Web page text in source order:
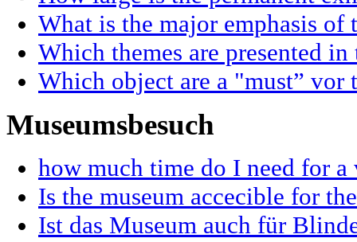
What is the major emphasis of
Which themes are presented
Which object are a "must” vor
Museumsbesuch
how much time do I need for a
Is the museum accecible for
Ist das Museum auch für